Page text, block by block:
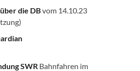
die DBvom 14.10.23
SWR Bahnfahren im